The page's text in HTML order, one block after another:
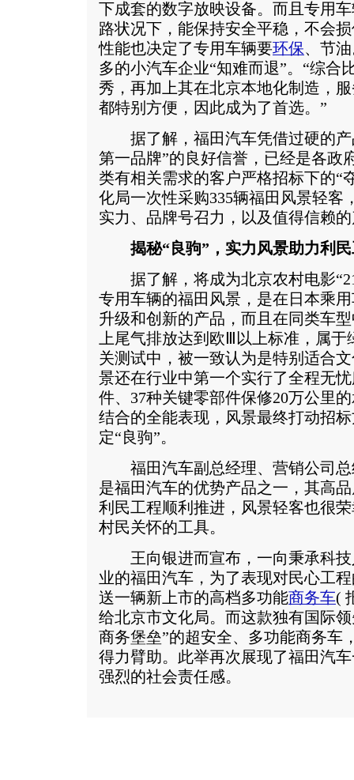
下成套的数字放映设备。而且专用
路状况下，能保持安全平稳，不会
性能也决定了专用车辆要环保、节
多的小汽车企业“知难而退”。“综合
秀，再加上其在北京本地化制造，
都特别方便，因此成为了首选。”
据了解，福田汽车凭借过硬的产
第一品牌”的良好信誉，已经是各政
类有相关需求的客户严格招标下的“
化局一次性采购335辆福田风景轻客
实力、品牌号召力，以及值得信赖
揭秘“良驹”，实力风景助力利民
据了解，将成为北京农村电影
专用车辆的福田风景，是在日本乘
升级和创新的产品，而且在同类车
上尾气排放达到欧Ⅲ以上标准，属
关测试中，被一致认为是特别适合
景还在行业中第一个实行了全程无
件、37种关键零部件保修20万公里
结合的全能表现，风景最终打动招
定“良驹”。
福田汽车副总经理、营销公司总
是福田汽车的优势产品之一，其高
利民工程顺利推进，风景轻客也很
村民关怀的工具。
王向银进而宣布，一向秉承科技
业的福田汽车，为了表现对民心工
送一辆新上市的高档多功能商务车(
给北京市文化局。而这款独有国际
商务堡垒”的超安全、多功能商务车
得力臂助。此举再次展现了福田汽
强烈的社会责任感。